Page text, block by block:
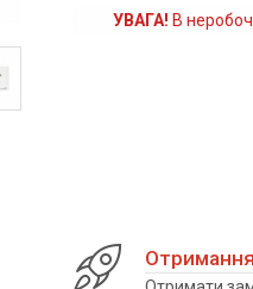
УВАГА! В